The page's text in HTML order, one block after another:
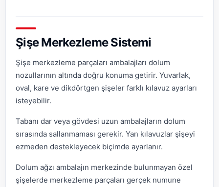
Şişe Merkezleme Sistemi
Şişe merkezleme parçaları ambalajları dolum
nozullarının altında doğru konuma getirir. Yuvarlak,
oval, kare ve dikdörtgen şişeler farklı kılavuz ayarları
isteyebilir.
Tabanı dar veya gövdesi uzun ambalajların dolum
sırasında sallanmaması gerekir. Yan kılavuzlar şişeyi
ezmeden destekleyecek biçimde ayarlanır.
Dolum ağzı ambalajın merkezinde bulunmayan özel
şişelerde merkezleme parçaları gerçek numune